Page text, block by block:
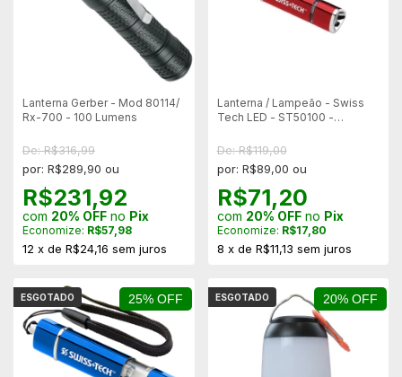
Lanterna Gerber - Mod 80114/
Rx-700 - 100 Lumens
De: R$316,99
por: R$289,90 ou
R$231,92
com 20% OFF no Pix
Economize: R$57,98
12 x de R$24,16 sem juros
Lanterna / Lampeão - Swiss
Tech LED - ST50100 -
De: R$119,00
por: R$89,00 ou
R$71,20
com 20% OFFno Pix
Economize: R$17,80
8 x de R$11,13 sem juros
25% OFF
ESGOTADO 20% OFF
ESGOTADO